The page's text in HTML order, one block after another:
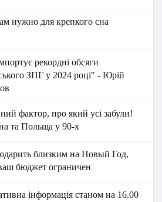
нужно для крепкого сна
рекордні обсяги
ЗПГ у 2024 році" - Юрій
фактор, про який усі забули!
та Польща у 90-х
близким на Новый Год,
бюджет ограничен
інформація станом на 16.00